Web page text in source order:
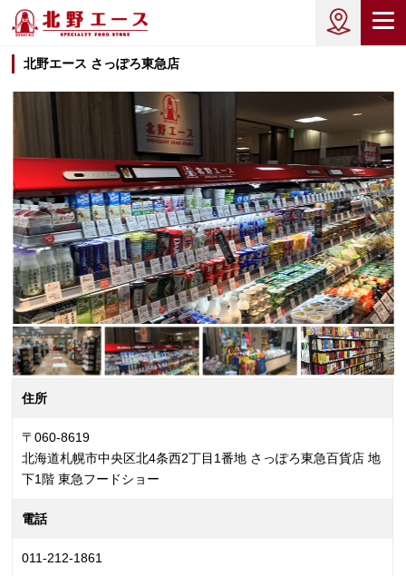
北野エース さっぽろ東急店
住所
〒060-8619
北海道札幌市中央区北4条西2丁目1番地 さっぽろ東急百貨店 地
下1階 東急フードショー
電話
011-212-1861